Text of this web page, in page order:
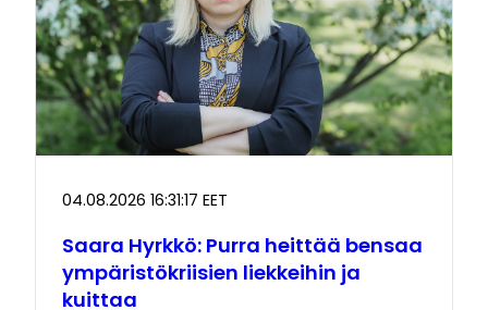
04.08.2026 16:31:17 EET
Saara Hyrkkö: Purra heittää bensaa
ympäristökriisien liekkeihin ja
kuittaa